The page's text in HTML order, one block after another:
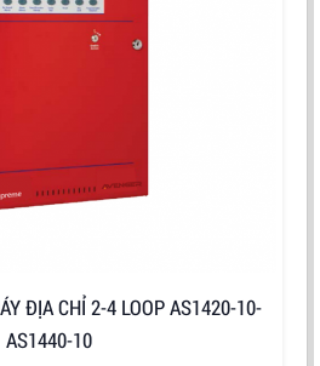
ĐỊA CHỈ 2-4 LOOP AS1420-10-
AS1440-10